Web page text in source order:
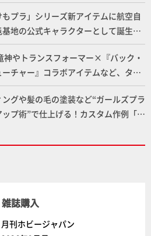
】
プラ」シリーズ新アイテムに航空自
地の公式キャラクターとして誕生し
着任！けもプラ公式サイト限定版と
で発売！
神やトランスフォーマー×『バック・
ーチャー』コラボアイテムなど、タカ
イテムをチェック!!【タカラトミー
グや髪の毛の塗装など“ガールズプラ
プ術”で仕上げる！カスタム作例「白
～8月17日（月）11:59まで応募受付
雑誌購入
月刊ホビージャパン